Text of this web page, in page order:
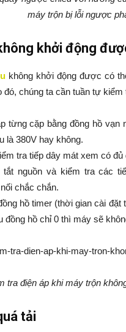
máy trộn bị lỗi ngược
khởi động
không khởi động được có
đó, chúng ta cần tuần tự
từng cặp bằng đồng hồ vạn
là 380V hay không.
tra tiếp dây mát xem có đủ
tắt nguồn và kiểm tra các
chắc chắn.
hồ timer (thời gian cài đặt
đồng hồ chỉ 0 thì máy sẽ
tra điện áp khi máy trộn
tải